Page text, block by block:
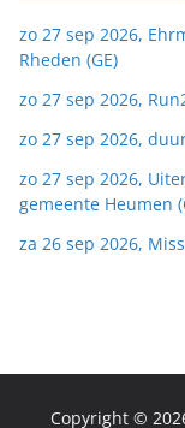
zo 27 sep 2026,
Rheden (GE)
zo 27 sep 2026,
zo 27 sep 2026,
zo 27 sep 2026,
gemeente Heumen
za 26 sep 2026,
Copyright ©